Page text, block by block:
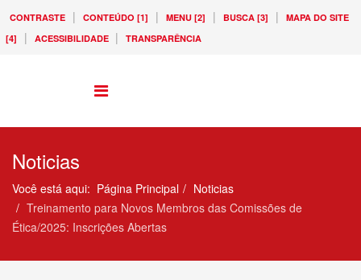
CONTRASTE | CONTEÚDO [1] | MENU [2] | BUSCA [3] |
MAPA DO SITE
[4]
| ACESSIBILIDADE | TRANSPARÊNCIA
Noticias
Você está aqui: Página Principal
Noticias
Treinamento para Novos Membros das Comissões de
Ética/2025: Inscrições Abertas